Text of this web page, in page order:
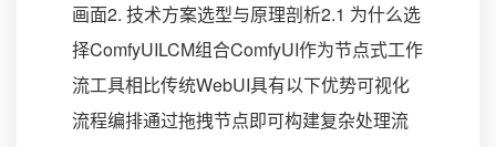
画面2. 技术方案选型与原理剖析2.1 为什么选
择ComfyUILCM组合ComfyUI作为节点式工作
流工具相比传统WebUI具有以下优势可视化
流程编排通过拖拽节点即可构建复杂处理流